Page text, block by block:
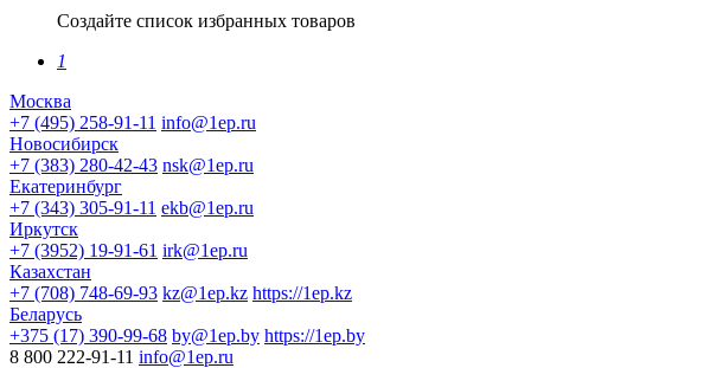
Создайте список избранных товаров
1
Москва
+7 (495) 258-91-11 info@1ep.ru
Новосибирск
+7 (383) 280-42-43 nsk@1ep.ru
Екатеринбург
+7 (343) 305-91-11 ekb@1ep.ru
Иркутск
+7 (3952) 19-91-61 irk@1ep.ru
Казахстан
+7 (708) 748-69-93 kz@1ep.kz https://1ep.kz
Беларусь
+375 (17) 390-99-68 by@1ep.by https://1ep.by
8 800 222-91-11 info@1ep.ru